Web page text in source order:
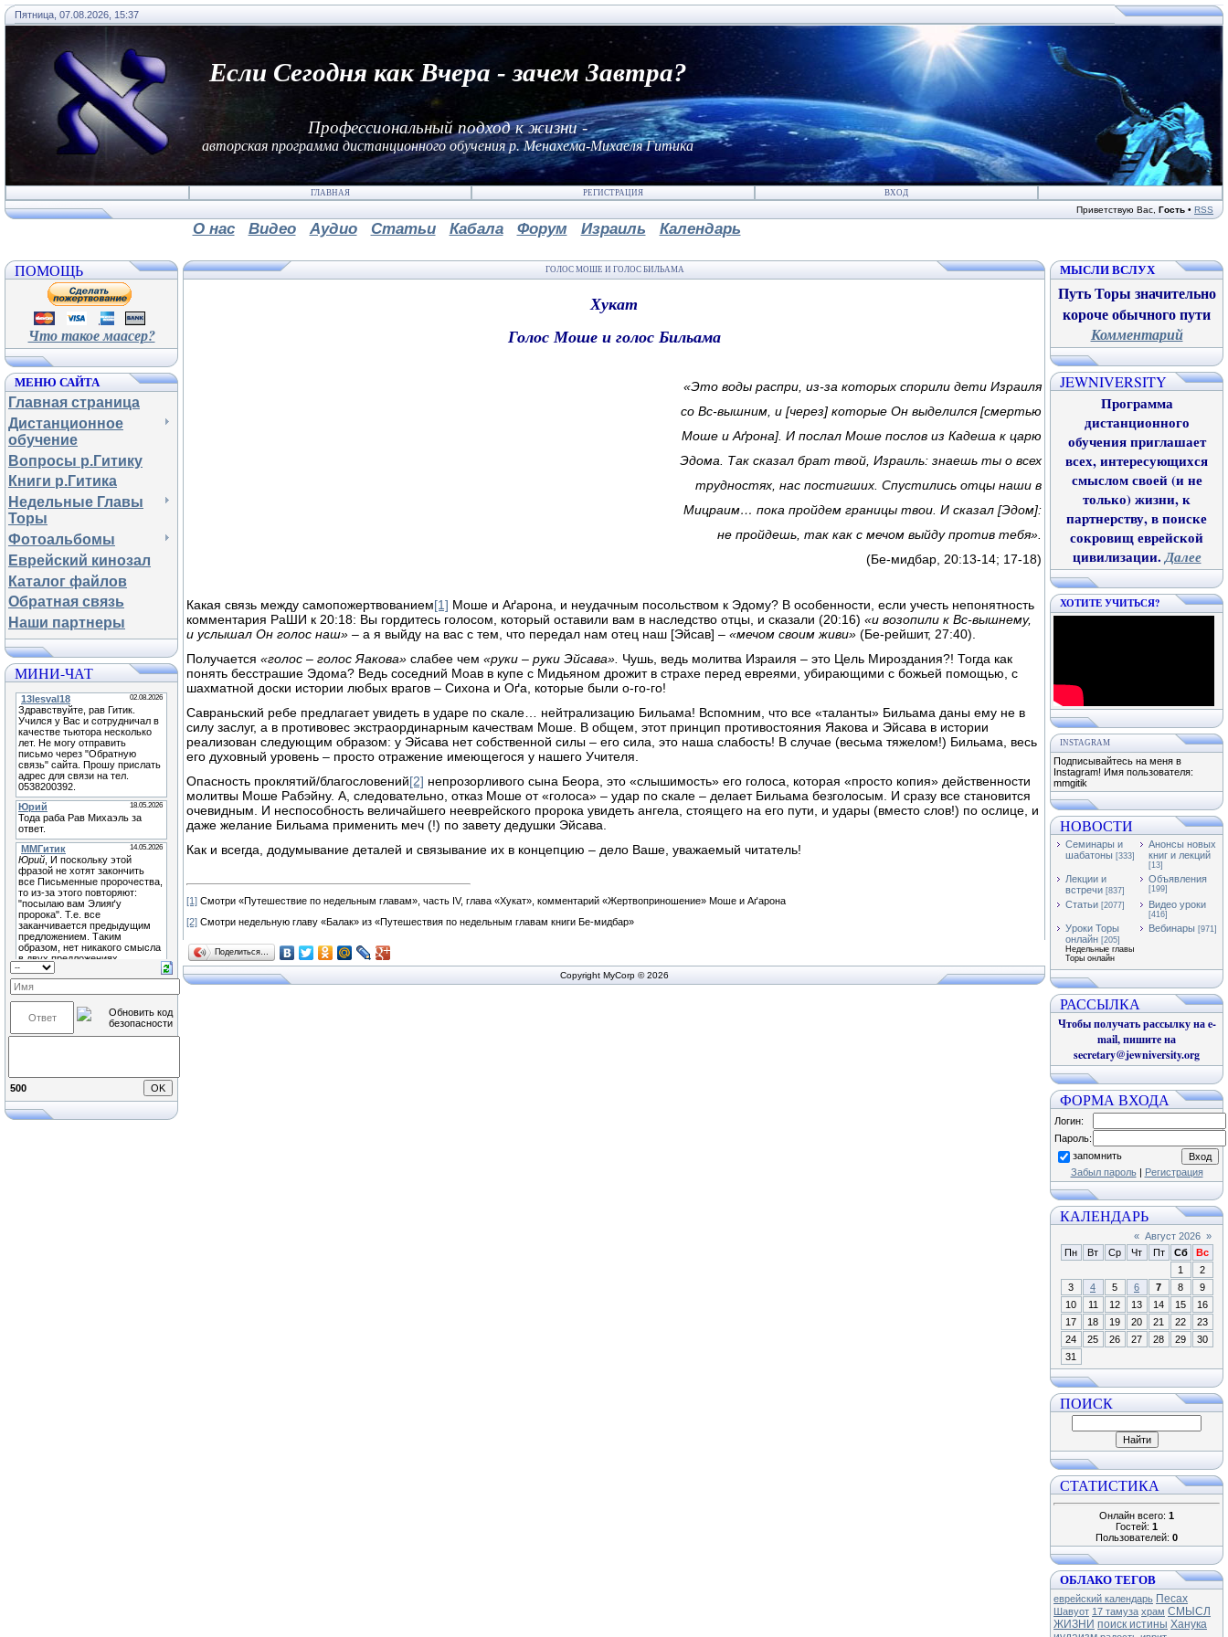
Пятница, 07.08.2026, 15:37
Если Сегодня как Вчера - зачем Завтра?
Профессиональный подход к жизни -
авторская программа дистанционного обучения р. Менахема-Михаеля Гитика
ГЛАВНАЯ РЕГИСТРАЦИЯ ВХОД
Приветствую Вас Гость • RSS
О нас Видео Аудио Статьи Кабала Форум Израиль Календарь
ПОМОЩЬ
Что такое маасер?
МЕНЮ САЙТА
Главная страница
Дистанционное
обучение
Вопросы р.Гитику
Книги р.Гитика
Недельные Главы
Торы
Фотоальбомы
Еврейский кинозал
Каталог файлов
Обратная связь
Наши партнеры
МИНИ-ЧАТ
500
ГОЛОС МОШЕ И ГОЛОС БИЛЬАМА
Хукат
Голос Моше и голос Бильама
«Это воды распри, из-за которых спорили дети Израиля
со Вс-вышним, и [через] которые Он выделился [смертью
Моше и Аґрона]. И послал Моше послов из Кадеша к царю
Эдома. Так сказал брат твой, Израиль: знаешь ты о всех
трудностях, нас постигших. Спустились отцы наши в
Мицраим… пока пройдем границы твои. И сказал [Эдом]:
не пройдешь, так как с мечом выйду против тебя».
(Бе-мидбар, 20:13-14; 17-18)
Какая связь между самопожертвованием[1] Моше и Аґарона, и неудачным посольством к Эдому? В особенности, если учесть непонятность
комментария РаШИ к 20:18: Вы гордитесь голосом, который оставили вам в наследство отцы, и сказали (20:16) «и возопили к Вс-вышнему,
и услышал Он голос наш» – а я выйду на вас с тем, что передал нам отец наш [Эйсав] – «мечом своим живи» (Бе-рейшит, 27:40).
Получается «голос – голос Яакова» слабее чем «руки – руки Эйсава». Чушь, ведь молитва Израиля – это Цель Мироздания?! Тогда как
понять бесстрашие Эдома? Ведь соседний Моав в купе с Мидьяном дрожит в страхе перед евреями, убирающими с божьей помощью, с
шахматной доски истории любых врагов – Сихона и Оґа, которые были о-го-го!
Савраньский ребе предлагает увидеть в ударе по скале… нейтрализацию Бильама! Вспомним, что все «таланты» Бильама даны ему не в
силу заслуг, а в противовес экстраординарным качествам Моше. В общем, этот принцип противостояния Яакова и Эйсава в истории
реализован следующим образом: у Эйсава нет собственной силы – его сила, это наша слабость! В случае (весьма тяжелом!) Бильама, весь
его духовный уровень – просто отражение имеющегося у нашего Учителя.
Опасность проклятий/благословений[2] непрозорливого сына Беора, это «слышимость» его голоса, которая «просто копия» действенности
молитвы Моше Рабэйну. А, следовательно, отказ Моше от «голоса» – удар по скале – делает Бильама безголосым. И сразу все становится
очевидным. И неспособность величайшего нееврейского пророка увидеть ангела, стоящего на его пути, и удары (вместо слов!) по ослице, и
даже желание Бильама применить меч (!) по завету дедушки Эйсава.
Как и всегда, додумывание деталей и связывание их в концепцию – дело Ваше, уважаемый читатель!
[1] Смотри «Путешествие по недельным главам», часть IV, глава «Хукат», комментарий «Жертвоприношение» Моше и Аґарона
[2] Смотри недельную главу «Балак» из «Путешествия по недельным главам книги Бе-мидбар»
Поделиться…
Copyright MyCorp © 2026
МЫСЛИ ВСЛУХ
Путь Торы значительно
короче обычного пути
Комментарий
JEWNIVERSITY
Программа
дистанционного
обучения приглашает
всех, интересующихся
смыслом своей (и не
только) жизни, к
партнерству, в поиске
сокровищ еврейской
цивилизации.Далее
ХОТИТЕ УЧИТЬСЯ?
INSTAGRAM
Подписывайтесь на меня в
Instagram! Имя пользователя:
mmgitik
НОВОСТИ
Семинары и
шабатоны [333]
Анонсы новых
книг и лекций
[13]
Лекции и
встречи [837]
Объявления
[199]
Статьи [2077] Видео уроки
[416]
Уроки Торы
онлайн [205]
Недельные главы
Торы онлайн
Вебинары [971]
РАССЫЛКА
Чтобы получать рассылку на e-
mail, пишите на
secretary@jewniversity.org
ФОРМА ВХОДА
Логин:
Пароль:
запомнить
Забыл пароль| Регистрация
КАЛЕНДАРЬ
« Август 2026 »
Пн
Вт Ср Чт Пт Сб
Вс
1
2
3
4 5 6 7 8
9
10
11 12 13 14 15
16
17
18 19 20 21 22
23
24
25 26 27 28 29
30
31
ПОИСК
СТАТИСТИКА
Онлайн всего: 1
Гостей: 1
Пользователей: 0
ОБЛАКО ТЕГОВ
еврейский календарь Песах
Шавуот 17 тамуза храм СМЫСЛ
ЖИЗНИ поиск истины Ханука